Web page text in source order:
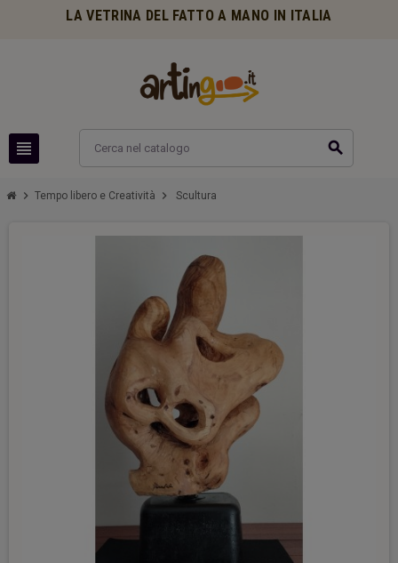
LA VETRINA DEL FATTO A MANO IN ITALIA
view_headline search
chevron_right Tempo libero e Creatività chevron_right Scultura